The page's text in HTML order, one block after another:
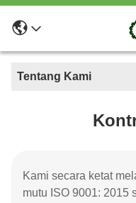
Tentang Kami
Kami secara ketat
mutu ISO 9001: 2015